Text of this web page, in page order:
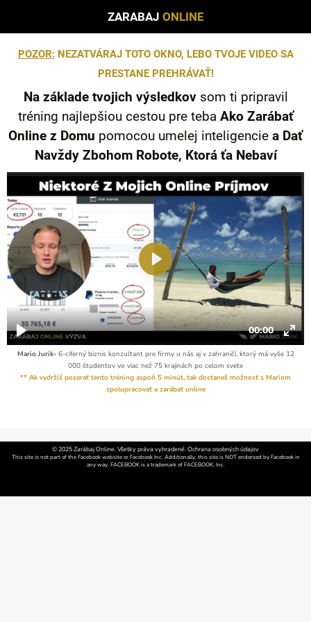
ZARABAJ ONLINE
POZOR:NEZATVÁRAJ TOTO OKNO, LEBO TVOJE VIDEO SA
PRESTANE PREHRÁVAŤ!
Na základe tvojich výsledkov som ti pripravil
tréning najlepšiou cestou pre tebaAko Zarábať
Online z Domu pomocou umelej inteligencie a Dať
Navždy Zbohom Robote, Ktorá ťa Nebaví
Mario Jurik-6-ciferný biznis konzultant pre firmy u nás aj v zahraničí, ktorý má vyše 12
000 študentov vo viac než 75 krajinách po celom svete
** Ak vydržíš pozerať tento tréning aspoň 5 minút, tak dostaneš možnosť s Mariom
spolupracovať a zarábať online
© 2025 Zarábaj Online. Všetky práva vyhradené. Ochrana osobných údajov
This site is not part of the Facebook website or Facebook Inc. Additionally, this site is NOT endorsed by Facebook in
any way. FACEBOOK is a trademark of FACEBOOK, Inc.